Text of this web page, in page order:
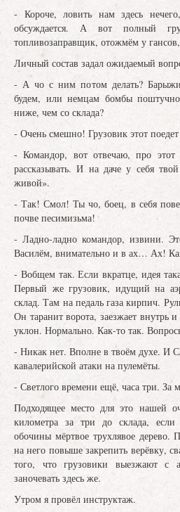
- Короче, ловить нам здесь
обсуждается. А вот полный
топливозаправщик, отожмём у
Личный состав задал ожидаемый
- А чо с ним потом делать?
будем, или немцам бомбы
ниже, чем со склада?
- Очень смешно! Грузовик этот
- Командор, вот отвечаю, про
рассказывать. И на даче у себя
живой».
- Так! Смол! Ты чо, боец, в себя
почве песимизьма!
- Ладно-ладно командор, извини.
Василём, внимательно и в ах… Ах!
- Вобщем так. Если вкратце, идея
Первый же грузовик, идущий на
склад. Там на педаль газа кирпич.
Он таранит ворота, заезжает внутрь
уклон. Нормально. Как-то так.
- Никак нет. Вполне в твоём духе. И
кавалерийской атаки на пулемёты.
- Светлого времени ещё, часа три.
Подходящее место для это нашей
километра за три до склада,
обочины мёртвое трухлявое дерево.
на него повыше закрепить верёвку,
того, что грузовики выезжают с
заночевать здесь же.
Утром я провёл инструктаж.